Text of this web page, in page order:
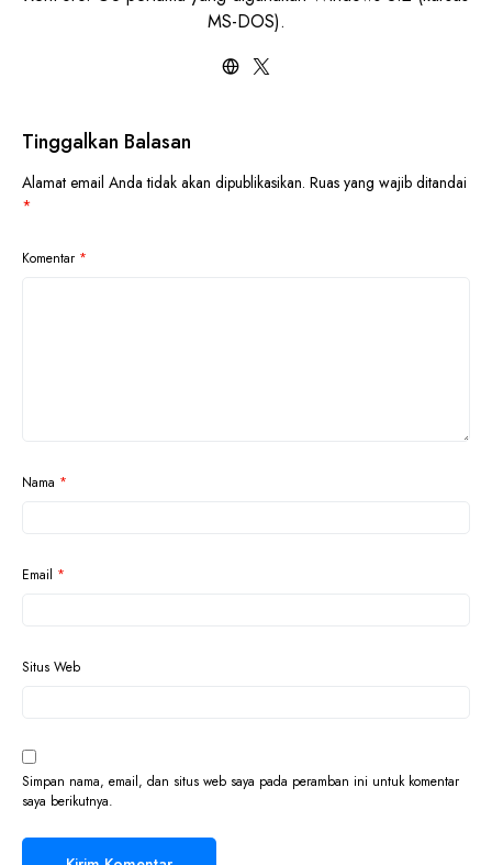
MS-DOS).
Tinggalkan Balasan
Alamat email Anda tidak akan dipublikasikan. Ruas yang wajib ditandai
*
Komentar *
Nama *
Email *
Situs Web
Simpan nama, email, dan situs web saya pada peramban ini untuk komentar
saya berikutnya.